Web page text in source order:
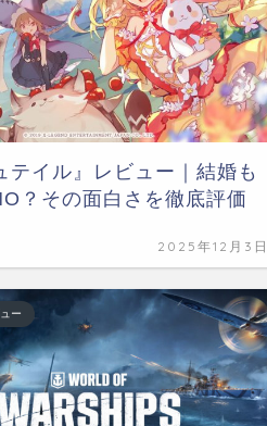
テイル』レビュー｜結婚も
？その面白さを徹底評価
2025年12月3日
ー